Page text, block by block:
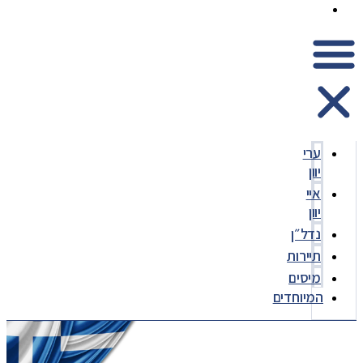
ערי
יוון
איי
יוון
נדל״ן
תיירות
מיסים
המיוחדים